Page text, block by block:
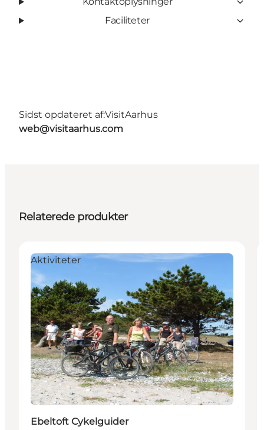
Faciliteter
Sidst opdateret af:VisitAarhus
web@visitaarhus.com
Relaterede produkter
Aktiviteter
Ebeltoft Cykelguider